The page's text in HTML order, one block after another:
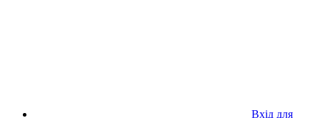
Вхід для